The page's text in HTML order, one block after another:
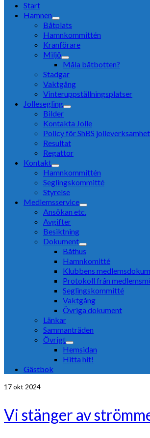
Start
Hamnen
Båtplats
Hamnkommittén
Kranförare
Miljö
Måla båtbotten?
Stadgar
Vaktgång
Vinteruppställningsplatser
Jollesegling
Bilder
Kontakta Jolle
Policy för ShBS jolleverksamhet
Resultat
Regattor
Kontakt
Hamnkommittén
Seglingskommitté
Styrelse
Medlemsservice
Ansökan etc.
Avgifter
Besiktning
Dokument
Båthus
Hamnkomitté
Klubbens
Protokoll från
Seglingskommitté
Vaktgång
Övriga dokument
Länkar
Sammanträden
Övrigt
Hemsidan
Hitta hit!
Gästbok
17okt 2024
Vi stänger av